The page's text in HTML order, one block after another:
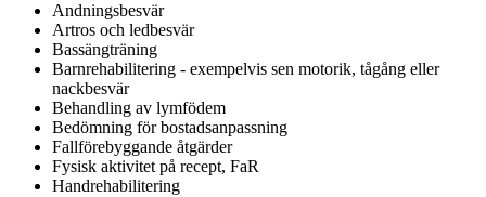
Andningsbesvär
Artros och ledbesvär
Bassängträning
Barnrehabilitering - exempelvis sen motorik, tågång eller
nackbesvär
Behandling av lymfödem
Bedömning för bostadsanpassning
Fallförebyggande åtgärder
Fysisk aktivitet på recept, FaR
Handrehabilitering